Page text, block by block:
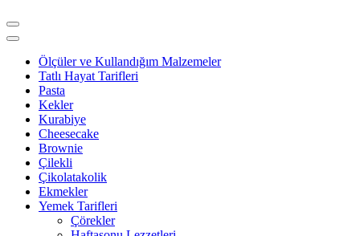
Ölçüler ve Kullandığım Malzemeler
Tatlı Hayat Tarifleri
Pasta
Kekler
Kurabiye
Cheesecake
Brownie
Çilekli
Çikolatakolik
Ekmekler
Yemek Tarifleri
Çörekler